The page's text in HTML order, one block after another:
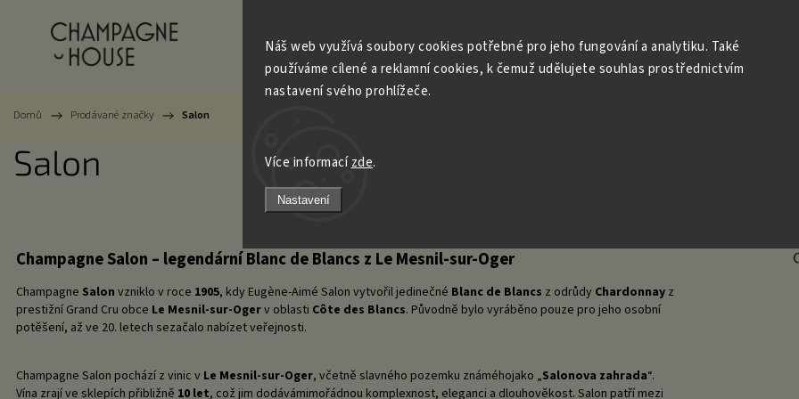
Náš web využívá soubory cookies potřebné pro jeho fungování a analytiku. Také
používáme cílené a reklamní cookies, k čemuž udělujete souhlas prostřednictvím
nastavení svého prohlížeče.
Více informacízde.
Nastavení
Champagne Trezor: Archivní a vzácná šampaňská vína Degustace
Domů / Prodávané značky / Salon
Salon
Champagne Salon – legendární Blanc de Blancs z Le Mesnil-sur-Oger
Champagne Salon vzniklo v roce 1905, kdy Eugène-Aimé Salon vytvořil jedinečné Blanc de Blancs z odrůdy Chardonnay z
prestižní Grand Cru obce Le Mesnil-sur-Ogerv oblasti Côte des Blancs. Původně bylo vyráběno pouze pro jeho osobní
potěšení, až ve 20. letech sezačalo nabízet veřejnosti.
Champagne Salon pochází z vinic v Le Mesnil-sur-Oger, včetně slavného pozemku známéhojako „Salonova zahrada“.
Vína zrají ve sklepích přibližně 10 let, což jim dodávámimořádnou komplexnost, eleganci a dlouhověkost. Salon patří mezi